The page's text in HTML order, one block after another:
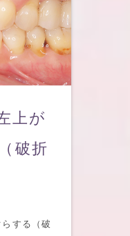
上が
破折
する（破